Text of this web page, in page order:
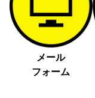
メール
フォーム